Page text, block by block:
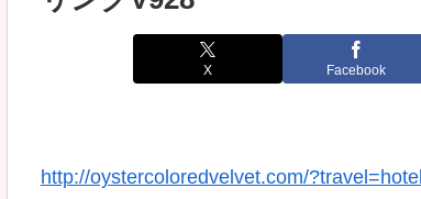
X Facebook
http://oystercoloredvelvet.com/